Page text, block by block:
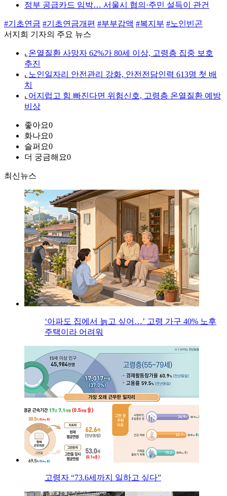
정부 공급카드 임박… 서울시 협의·주민 설득이 관건
#기초연금 #기초연금개편 #부부감액 #복지부 #노인빈곤
서지희 기자의 주요 뉴스
⌞ 온열질환 사망자 62%가 80세 이상, 고령층 집중 보호
추진
⌞ 노인일자리 안전관리 강화, 안전전담인력 613명 첫 배
치
⌞ 어지럽고 힘 빠진다면 위험신호, 고령층 온열질환 예방
비상
좋아요0
화나요0
슬퍼요0
더 궁금해요0
최신뉴스
‘아파도 집에서 늙고 싶어…’ 고령 가구 40% 노후
주택이라 어려워
고령자 “73.6세까지 일하고 싶다”